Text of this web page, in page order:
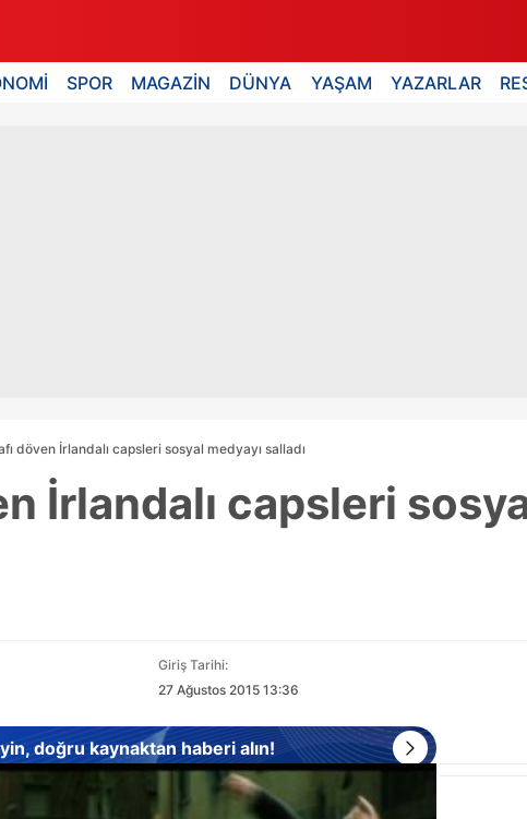
SPOR MAGAZİN DÜNYA YAŞAM YAZARLAR
döven İrlandalı capsleri sosyal medyayı salladı
İrlandalı capsleri
Giriş Tarihi:
27 Ağustos 2015 13:36
doğru kaynaktan haberi alın!